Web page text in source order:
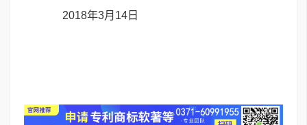
2018年3月14日